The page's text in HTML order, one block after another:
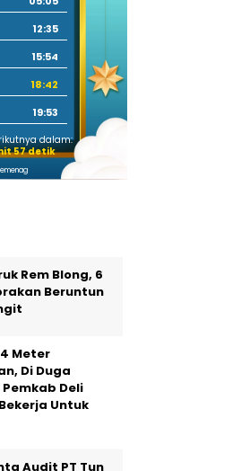
12:35
15:54
18:42
19:53
dalam:
56 detik
Rem Blong, 6
Beruntun
Meter
Di Duga
Deli
Untuk
Audit PT Tun